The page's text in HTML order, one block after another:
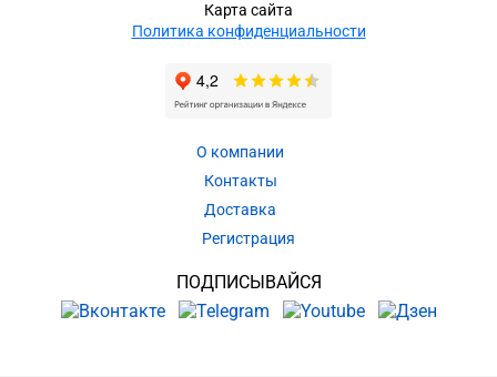
Карта сайта
Политика конфиденциальности
О компании
Контакты
Доставка
Регистрация
ПОДПИСЫВАЙСЯ